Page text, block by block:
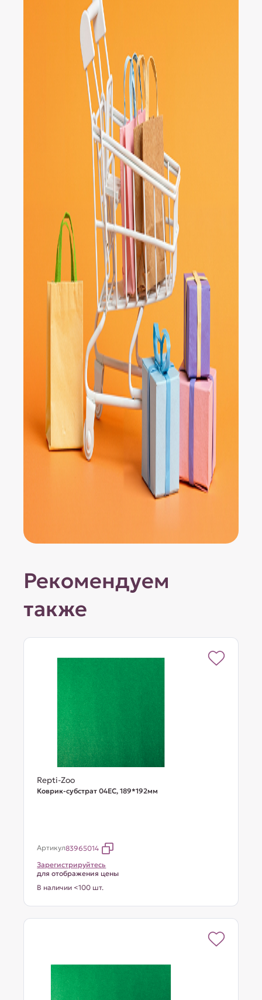
Рекомендуем
также
Repti-Zoo
Коврик-субстрат 04EC, 189*192мм
Артикул83965014
Зарегистрируйтесь
для отображения цены
В наличии <100 шт.